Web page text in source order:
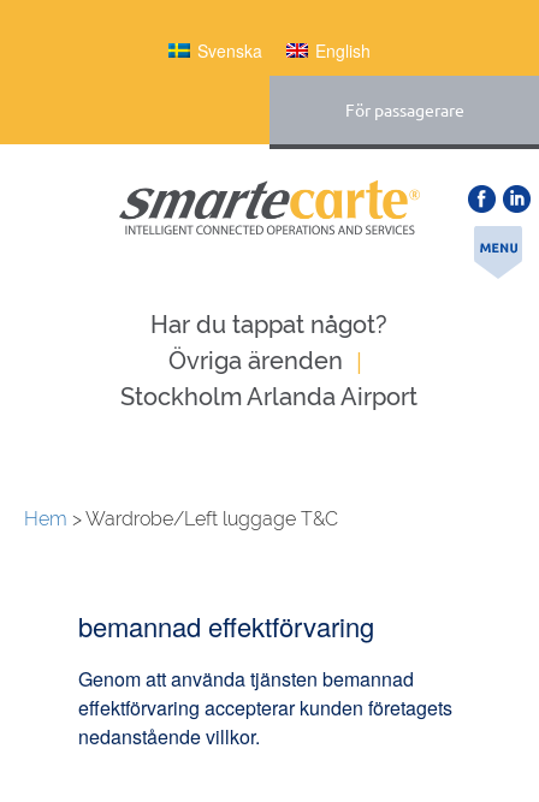
Svenska English
För passagerare
Har du tappat något?
Övriga ärenden |
Stockholm Arlanda Airport
Hem >Wardrobe/Left luggage T&C
bemannad effektförvaring
Genom att använda tjänsten bemannad
effektförvaring accepterar kunden företagets
nedanstående villkor.